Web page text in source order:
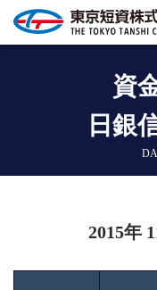
資
日銀
2015年